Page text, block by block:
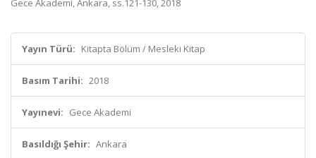
Gece Akademi, Ankara, ss.121-130, 2018
Yayın Türü: Kitapta Bölüm / Mesleki Kitap
Basım Tarihi: 2018
Yayınevi: Gece Akademi
Basıldığı Şehir: Ankara